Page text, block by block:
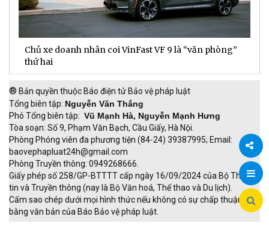
Chia
Chủ xe doanh nhân coi VinFast VF 9 là “văn phòng”
thứ hai
® Bản quyền thuộc Báo điện tử Bảo vệ pháp luật
Tổng biên tập: Nguyễn Văn Thắng
Phó Tổng biên tập: Vũ Mạnh Hà, Nguyễn Mạnh Hưng
Tòa soạn: Số 9, Phạm Văn Bạch, Cầu Giấy, Hà Nội.
Phòng Phóng viên đa phương tiện (84-24) 39387995; Email:
baovephapluat24h@gmail.com
Phòng Truyền thông: 0949268666.
Giấy phép số 258/GP-BTTTT cấp ngày 16/09/2024 của Bộ Thông
tin và Truyền thông (nay là Bộ Văn hoá, Thể thao và Du lịch).
Cấm sao chép dưới mọi hình thức nếu không có sự chấp thuận
bằng văn bản của Báo Bảo vệ pháp luật.